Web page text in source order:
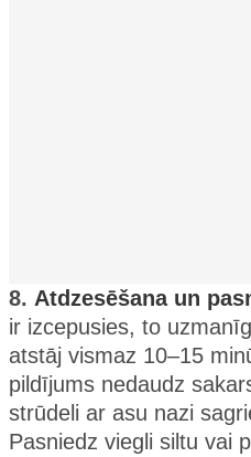
8. Atdzesēšana un
ir izcepusies, to
atstāj vismaz 10–15
pildījums nedaudz
strūdeli ar asu nazi
Pasniedz viegli siltu vai